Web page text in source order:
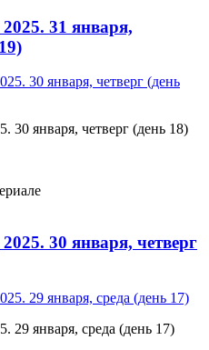
31 января,
30 января, четверг (день 18)
30 января, четверг
29 января, среда (день 17)